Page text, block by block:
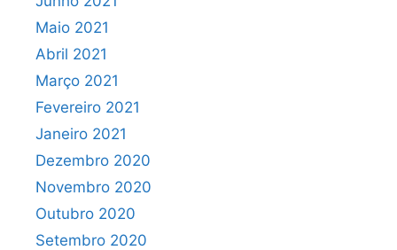
Maio 2021
Abril 2021
Março 2021
Fevereiro 2021
Janeiro 2021
Dezembro 2020
Novembro 2020
Outubro 2020
Setembro 2020